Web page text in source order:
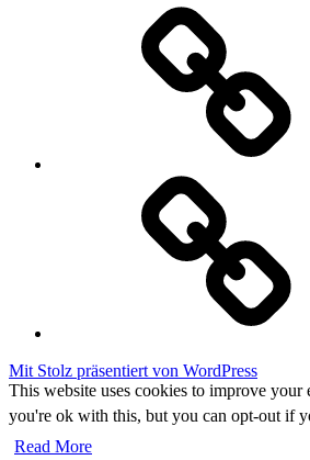
Datenschutzerklärung
Mit Stolz präsentiert von WordPress
This website uses cookies to improve your
you're ok with this, but you can opt-out if
Read More